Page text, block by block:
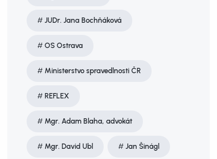
JUDr. Jana Bochňáková
OS Ostrava
Ministerstvo spravedlnosti ČR
REFLEX
Mgr. Adam Blaha, advokát
Mgr. David Ubl Jan Šinágl